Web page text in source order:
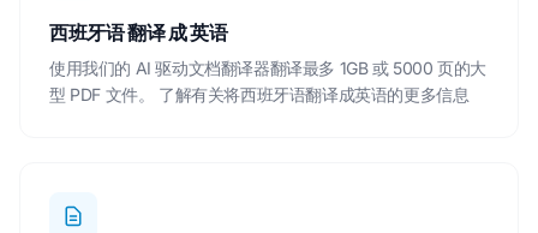
西班牙语 翻译 成 英语
使用我们的 AI 驱动文档翻译器翻译最多 1GB 或 5000 页的大
型 PDF 文件。 了解有关将西班牙语翻译成英语的更多信息